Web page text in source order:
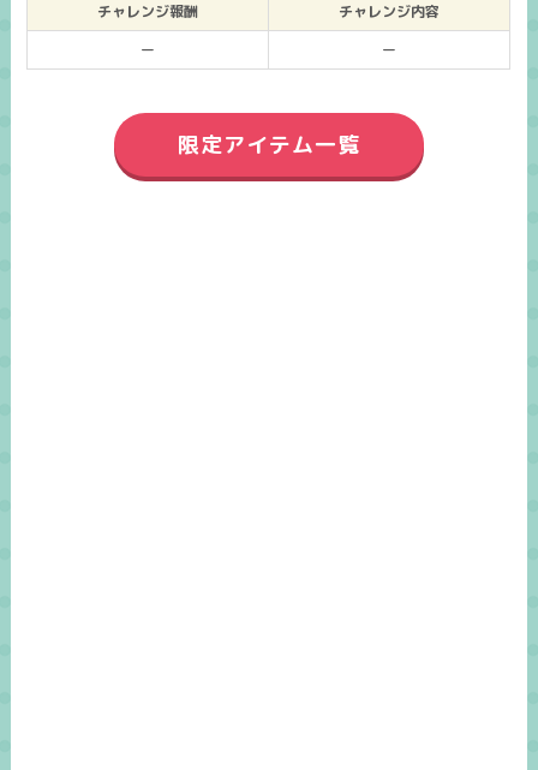
チャレンジ報酬
チャレンジ内容
ー
ー
限定アイテム一覧